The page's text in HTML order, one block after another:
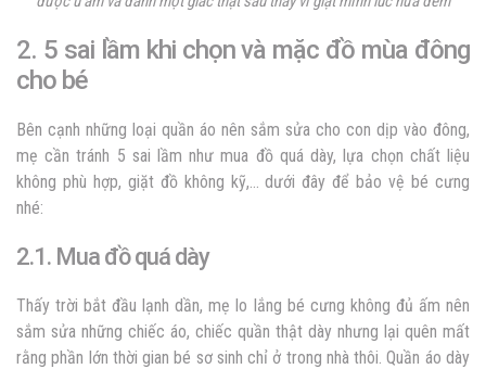
2. 5 sai lầm khi chọn và mặc đồ mùa đông
cho bé
Bên cạnh những loại quần áo nên sắm sửa cho con dịp vào đông,
mẹ cần tránh 5 sai lầm như mua đồ quá dày, lựa chọn chất liệu
không phù hợp, giặt đồ không kỹ,… dưới đây để bảo vệ bé cưng
nhé:
2.1. Mua đồ quá dày
Thấy trời bắt đầu lạnh dần, mẹ lo lắng bé cưng không đủ ấm nên
sắm sửa những chiếc áo, chiếc quần thật dày nhưng lại quên mất
rằng phần lớn thời gian bé sơ sinh chỉ ở trong nhà thôi. Quần áo dày